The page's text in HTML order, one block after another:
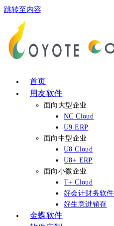
跳转至内容
首页
用友软件
面向大型企业
NC Cloud
U9 ERP
面向中型企业
U8 Cloud
U8+ ERP
面向小微企业
T+ Cloud
好会计财务软件
好生意进销存
金蝶软件